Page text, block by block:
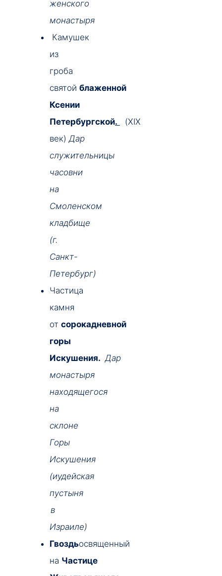
женского
монастыря
Камушек
из
гроба
святой блаженной
Ксении
Петербургской.
(XIX
век) Дар
служительницы
часовни
на
Смоленском
кладбище
(г.
Санкт-
Петербург)
Частица
камня
от сорокадневной
горы
Искушения. Дар
монастыря
находящегося
на
склоне
Горы
Искушения
(иудейская
пустыня
в
Израиле)
Гвоздьосвященный
на Частице